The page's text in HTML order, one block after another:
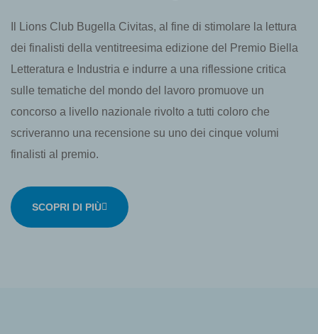
Il Lions Club Bugella Civitas, al fine di stimolare la lettura
dei finalisti della ventitreesima edizione del Premio Biella
Letteratura e Industria e indurre a una riflessione critica
sulle tematiche del mondo del lavoro promuove un
concorso a livello nazionale rivolto a tutti coloro che
scriveranno una recensione su uno dei cinque volumi
finalisti al premio.
SCOPRI DI PIÙ